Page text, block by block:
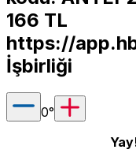
166 TL
https://
İşbirliği
0°